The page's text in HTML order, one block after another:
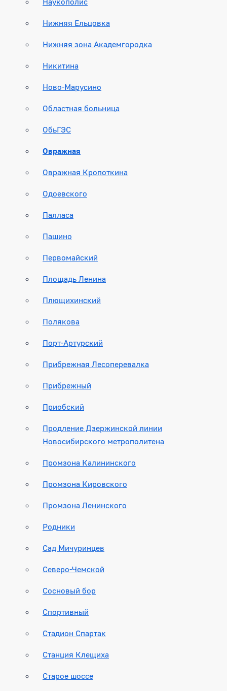
Нижняя Ельцовка
Нижняя зона Академгородка
Никитина
Ново-Марусино
Областная больница
ОбьГЭС
Овражная
Овражная Кропоткина
Одоевского
Палласа
Пашино
Первомайский
Площадь Ленина
Плющихинский
Полякова
Порт-Артурский
Прибрежная Лесоперевалка
Прибрежный
Приобский
Продление Дзержинской линии
Новосибирского метрополитена
Промзона Калининского
Промзона Кировского
Промзона Ленинского
Родники
Сад Мичуринцев
Северо-Чемской
Сосновый бор
Спортивный
Стадион Спартак
Станция Клещиха
Старое шоссе